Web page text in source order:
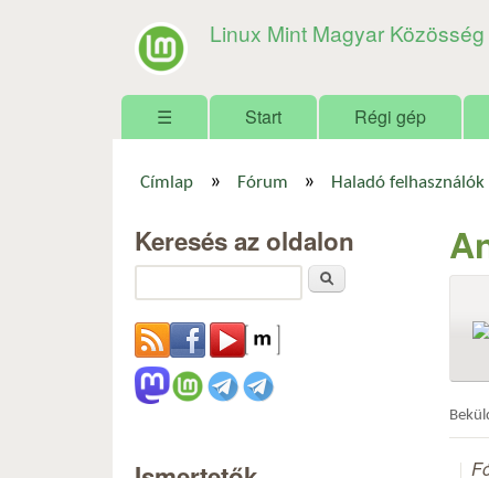
Linux Mint Magyar Közösség
Főmenü
☰ Start Régi gép
Címlap » Fórum » Haladó felhasználók
Keresés az oldalon